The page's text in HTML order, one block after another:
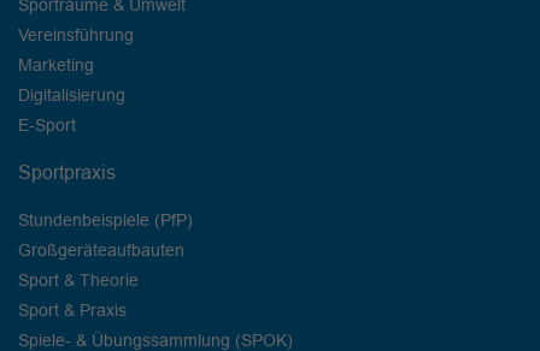
Sporträume & Umwelt
Vereinsführung
Marketing
Digitalisierung
E-Sport
Sportpraxis
Stundenbeispiele (PfP)
Großgeräteaufbauten
Sport & Theorie
Sport & Praxis
Spiele- & Übungssammlung (SPOK)